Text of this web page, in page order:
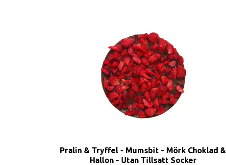
Pralin & Tryffel - Mumsbit - Mörk Choklad &
Hallon - Utan Tillsatt Socker